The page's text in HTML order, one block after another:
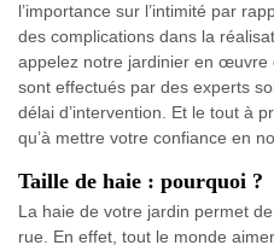
l’importance sur l’intimité par
des complications dans la
appelez notre jardinier en œuvre
sont effectués par des experts
délai d’intervention. Et le tout à
qu’à mettre votre confiance en
Taille de haie : pourquoi ?
La haie de votre jardin permet
rue. En effet, tout le monde